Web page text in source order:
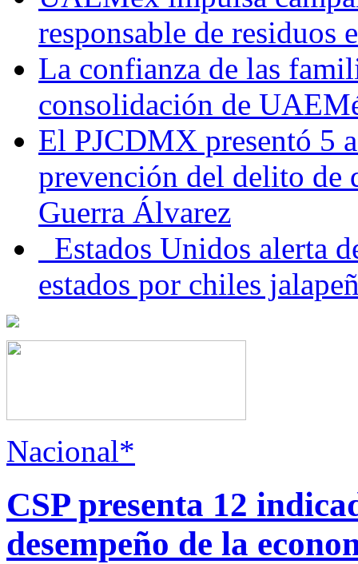
responsable de residuos
La confianza de las
consolidación de
El PJCDMX presentó 5
prevención del delito de
Guerra Álvarez
Estados Unidos alerta
estados por chiles
Nacional*
CSP presenta 12
desempeño de la